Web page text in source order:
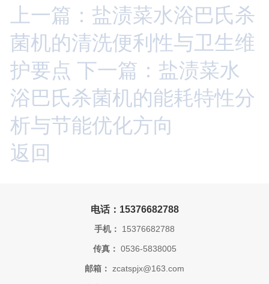
上一篇：盐渍菜水浴巴氏杀
菌机的清洗便利性与卫生维
护要点 下一篇：盐渍菜水
浴巴氏杀菌机的能耗特性分
析与节能优化方向
返回
电话：15376682788
手机： 15376682788
传真： 0536-5838005
邮箱： zcatspjx@163.com